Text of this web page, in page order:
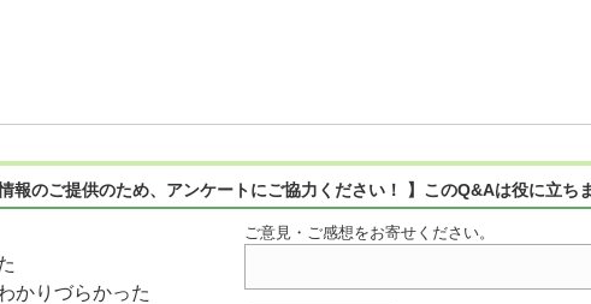
報のご提供のため、アンケートにご協力ください！ 】このQ&Aは役に立ち
かりづらかった
ご意見・ご感想をお寄せください。